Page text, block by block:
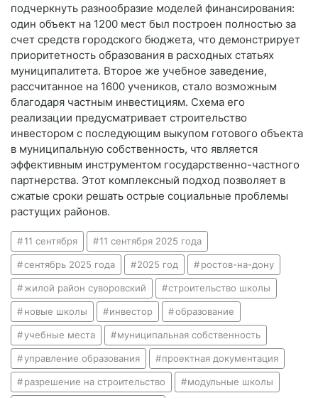
подчеркнуть разнообразие моделей финансирования:
один объект на 1200 мест был построен полностью за
счет средств городского бюджета, что демонстрирует
приоритетность образования в расходных статьях
муниципалитета. Второе же учебное заведение,
рассчитанное на 1600 учеников, стало возможным
благодаря частным инвестициям. Схема его
реализации предусматривает строительство
инвестором с последующим выкупом готового объекта
в муниципальную собственность, что является
эффективным инструментом государственно-частного
партнерства. Этот комплексный подход позволяет в
сжатые сроки решать острые социальные проблемы
растущих районов.
11 сентября 11 сентября 2025 года
сентябрь 2025 года 2025 год ростов-на-дону
жилой район суворовский строительство школы
новые школы инвестор образование
учебные места муниципальная собственность
управление образования проектная документация
разрешение на строительство модульные школы